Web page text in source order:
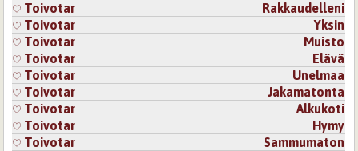
Toivotar
Rakkaudelleni
Toivotar
Yksin
Toivotar
Muisto
Toivotar
Elävä
Toivotar
Unelmaa
Toivotar
Jakamatonta
Toivotar
Alkukoti
Toivotar
Hymy
Toivotar
Sammumaton